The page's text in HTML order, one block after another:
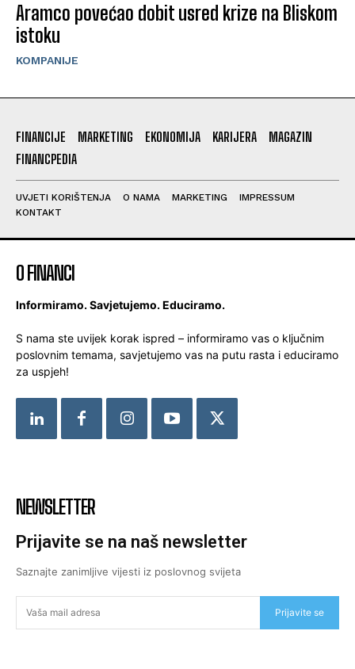
Aramco povećao dobit usred krize na Bliskom
istoku
KOMPANIJE
FINANCIJE MARKETING EKONOMIJA KARIJERA
MAGAZIN
FINANCPEDIA
UVJETI KORIŠTENJA O NAMA MARKETING
IMPRESSUM
KONTAKT
O FINANCI
Informiramo. Savjetujemo. Educiramo.
S nama ste uvijek korak ispred – informiramo vas o ključnim
poslovnim temama, savjetujemo vas na putu rasta i educiramo
za uspjeh!
NEWSLETTER
Prijavite se na naš newsletter
Saznajte zanimljive vijesti iz poslovnog svijeta
Prijavite se